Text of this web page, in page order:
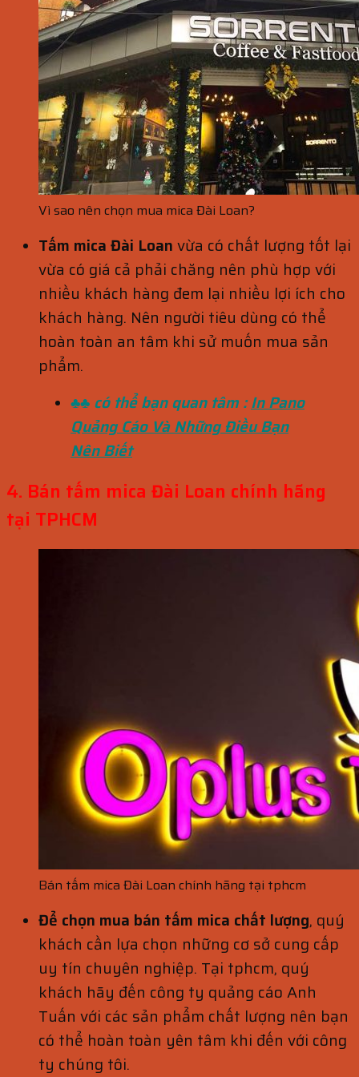
Vì sao nên chọn mua mica Đài Loan?
Tấm mica Đài Loan vừa có chất lượng tốt lại
vừa có giá cả phải chăng nên phù hợp với
nhiều khách hàng đem lại nhiều lợi ích cho
khách hàng. Nên người tiêu dùng có thể
hoàn toàn an tâm khi sử muốn mua sản
phẩm.
♣♣ có thể bạn quan tâm :In Pano
Quảng Cáo Và Những Điều Bạn
Nên Biết
4. Bán tấm mica Đài Loan chính hãng
tại TPHCM
Bán tấm mica Đài Loan chính hãng tại tphcm
Để chọn mua bán tấm mica chất lượng, quý
khách cần lựa chọn những cơ sở cung cấp
uy tín chuyên nghiệp. Tại tphcm, quý
khách hãy đến công ty quảng cáo Anh
Tuấn với các sản phẩm chất lượng nên bạn
có thể hoàn toàn yên tâm khi đến với công
ty chúng tôi.